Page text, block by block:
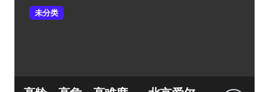
未分类